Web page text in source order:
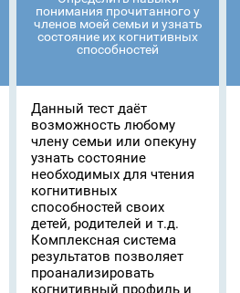
понимания прочитанного у
членов моей семьи и узнать
состояние их когнитивных
способностей
Данный тест даёт
возможность любому
члену семьи или опекуну
узнать состояние
необходимых для чтения
когнитивных
способностей своих
детей, родителей и т.д.
Комплексная система
результатов позволяет
проанализировать
когнитивный профиль и